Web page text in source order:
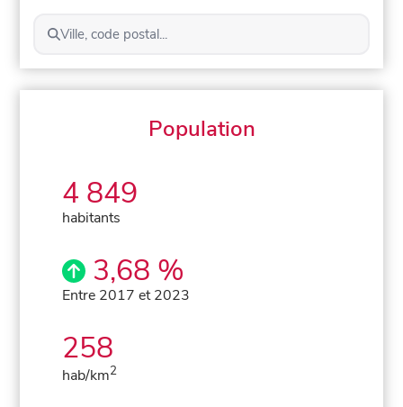
Ville, code postal...
Population
4 849
habitants
3,68 %
Entre 2017 et 2023
258
hab/km2